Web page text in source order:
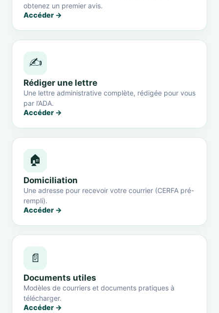
obtenez un premier avis.
Accéder →
✍️
Rédiger une lettre
Une lettre administrative complète, rédigée pour vous
par l’ADA.
Accéder →
🏠
Domiciliation
Une adresse pour recevoir votre courrier (CERFA pré-
rempli).
Accéder →
📄
Documents utiles
Modèles de courriers et documents pratiques à
télécharger.
Accéder →